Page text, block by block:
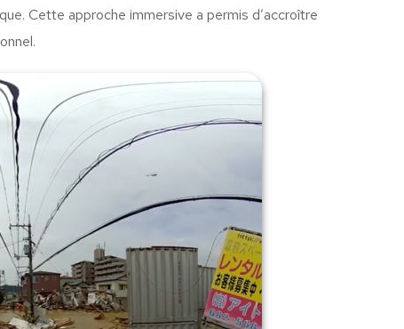
Cette approche immersive a permis d’accroître